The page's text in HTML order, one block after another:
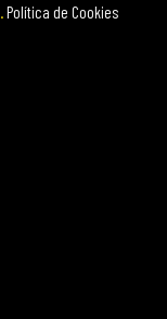
.Política de Cookies